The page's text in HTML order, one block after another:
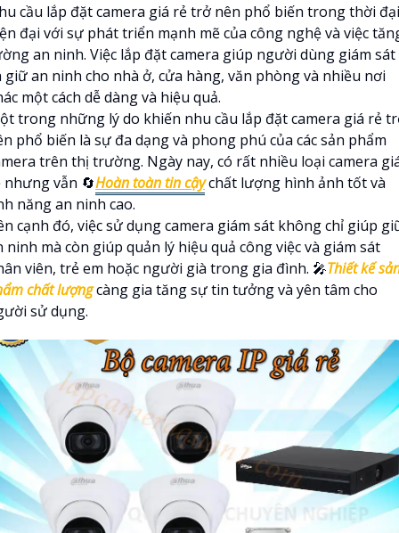
cầu lắp đặt camera giá rẻ trở nên phổ biến trong thời đại
đại với sự phát triển mạnh mẽ của công nghệ và việc
an ninh. Việc lắp đặt camera giúp người dùng giám sát
giữ an ninh cho nhà ở, cửa hàng, văn phòng và nhiều nơi
một cách dễ dàng và hiệu quả.
trong những lý do khiến nhu cầu lắp đặt camera giá rẻ
phổ biến là sự đa dạng và phong phú của các sản phẩm
trên thị trường. Ngày nay, có rất nhiều loại camera
nhưng vẫn 🔄Hoàn toàn tin cậychất lượng hình ảnh tốt và
năng an ninh cao.
cạnh đó, việc sử dụng camera giám sát không chỉ giúp
ninh mà còn giúp quản lý hiệu quả công việc và giám sát
viên, trẻ em hoặc người già trong gia đình. 🎤Thiết kế
chất lượngcàng gia tăng sự tin tưởng và yên tâm cho
sử dụng.